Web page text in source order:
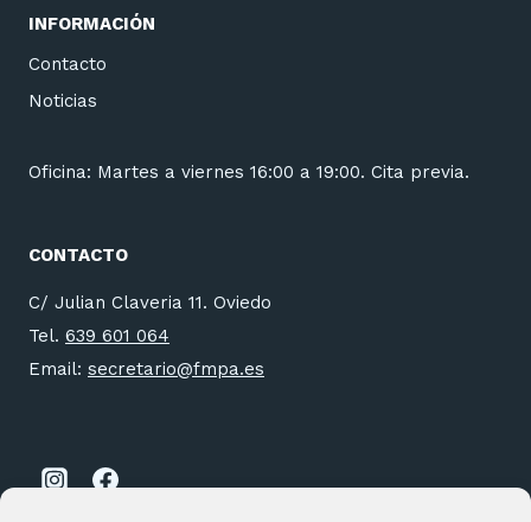
INFORMACIÓN
Contacto
Noticias
Oficina: Martes a viernes 16:00 a 19:00. Cita previa.
CONTACTO
C/ Julian Claveria 11. Oviedo
Tel. 639 601 064
Email: secretario@fmpa.es